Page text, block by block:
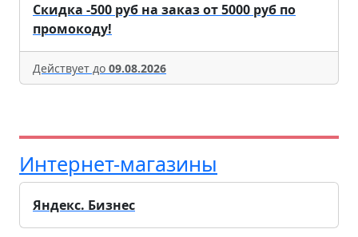
Скидка -500 руб на заказ от 5000 руб по
промокоду!
Действует до 09.08.2026
Интернет-магазины
Яндекс. Бизнес